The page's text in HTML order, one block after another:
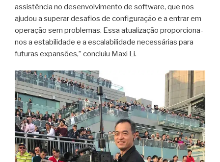
assistência no desenvolvimento de software, que nos
ajudou a superar desafios de configuração e a entrar em
operação sem problemas. Essa atualização proporciona-
nos a estabilidade e a escalabilidade necessárias para
futuras expansões,” concluiu Maxi Li.